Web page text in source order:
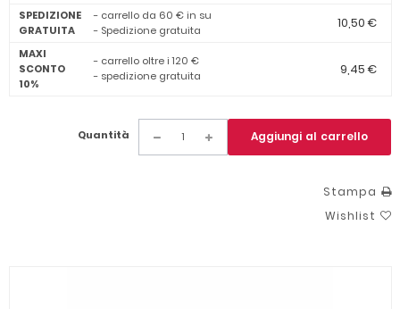
SPEDIZIONE
GRATUITA
- carrello da 60 € in su
- Spedizione gratuita
10,50 €
MAXI
SCONTO
10%
- carrello oltre i 120 €
- spedizione gratuita
9,45 €
Quantità Aggiungi al carrello
Stampa
Wishlist